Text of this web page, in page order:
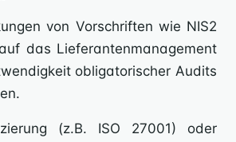
von Vorschriften wie NIS2
das Lieferantenmanagement
obligatorischer Audits
(z.B. ISO 27001) oder